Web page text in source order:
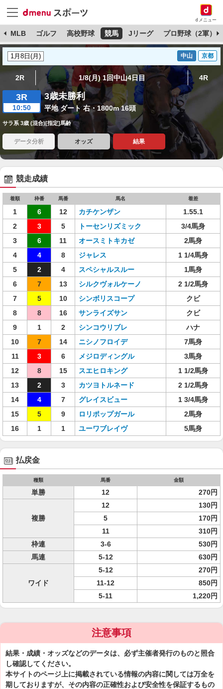
dメニュー
MLB ゴルフ 高校野球 競馬 Jリーグ プロ野球（2軍）
中山 京都
2R 1/8(月) 1回中山4日目 4R
3R
10:50
3歳未勝利
平地 ダート 右・1800m 16頭
サラ系 3歳 (混合)[指定]馬齢
データ分析 オッズ 結果
競走成績
着順 枠番 馬番 馬名 着差
1 6 12 カチケンザン
1.55.1
2
3 5 トーセンリズミック
3/4馬身
3
6 11 オースミトキカゼ
2馬身
4
4 8 ジャレス
1 1/4馬身
5
2 4 スペシャルスルー
1馬身
6
7 13 シルクヴォルケーノ
2 1/2馬身
7
5 10 シンボリスコープ
クビ
8
8 16 サンライズサン
クビ
9
1 2 シンコウリブレ
ハナ
10
7 14 ニシノフロイデ
7馬身
11
3 6 メジロディングル
3馬身
12
8 15 スエヒロキング
1 1/2馬身
13
2 3 カツヨトルネード
2 1/2馬身
14
4 7 グレイスビュー
1 3/4馬身
15
5 9 ロリポップガール
2馬身
16
1 1 ユーワブレイヴ 5馬身
払戻金
種類 馬番 金額
単勝 12 270円
複勝
12
130円
5
170円
11
310円
枠連
3-6
530円
馬連
5-12 630円
ワイド
5-12
270円
11-12
850円
5-11
1,220円
注意事項
結果・成績・オッズなどのデータは、必ず主催者発行のものと照合
し確認してください。
本サイトのページ上に掲載されている情報の内容に関しては万全を
期しておりますが、その内容の正確性および安全性を保証するもの